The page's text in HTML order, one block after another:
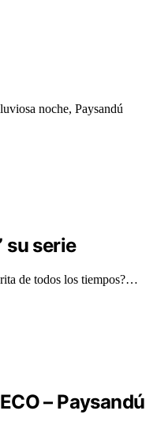
noche, Paysandú
su serie
de todos los tiempos?…
– Paysandú